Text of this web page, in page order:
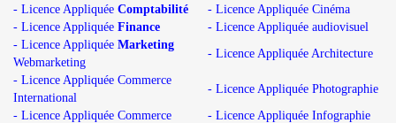
- Licence Appliquée Comptabilité
- Licence Appliquée Cinéma
- Licence Appliquée Finance
- Licence Appliquée audiovisuel
- Licence Appliquée Marketing
Webmarketing
- Licence Appliquée Architecture
- Licence Appliquée Commerce
International
- Licence Appliquée Photographie
- Licence Appliquée Commerce
- Licence Appliquée Infographie